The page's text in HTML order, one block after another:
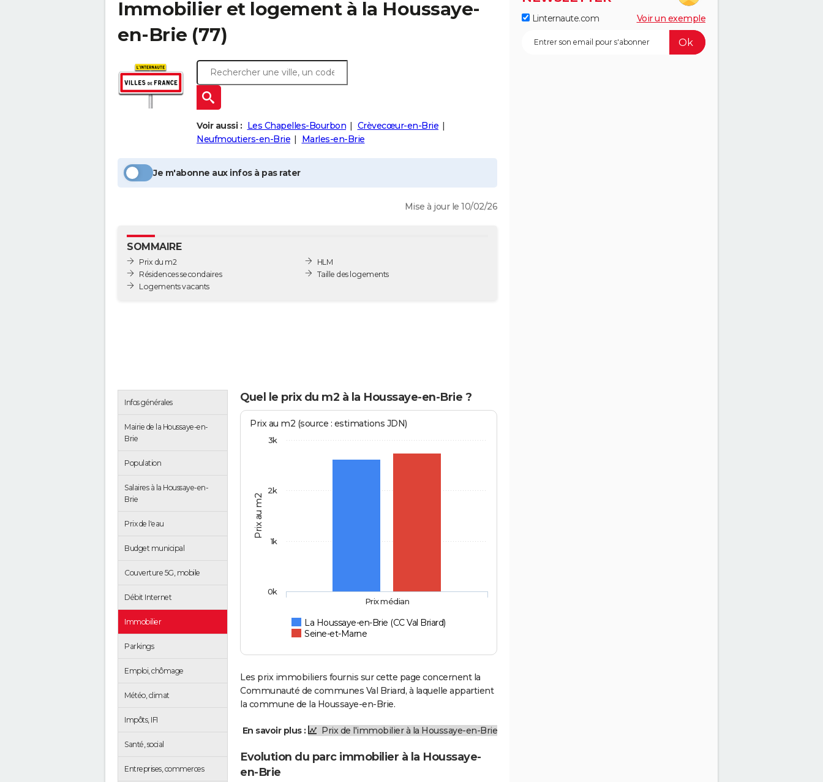
Immobilier et logement à la Houssaye-
en-Brie (77)
Voir aussi : Les Chapelles-Bourbon
Crèvecœur-en-Brie
Neufmoutiers-en-Brie
Marles-en-Brie
Je m'abonne aux infos à pas rater
Mise à jour le 10/02/26
SOMMAIRE
Prix du m2
Résidences secondaires
Logements vacants
HLM
Taille des logements
Infos générales
Mairie de la Houssaye-en-
Brie
Population
Salaires à la Houssaye-en-
Brie
Prix de l'eau
Budget municipal
Couverture 5G, mobile
Débit Internet
Immobilier
Parkings
Emploi, chômage
Météo, climat
Impôts, IFI
Santé, social
Entreprises, commerces
Quel le prix du m2 à la Houssaye-en-Brie ?
Prix au m2
Prix au m2 (source : estimations JDN)
La Houssaye-en-Brie (CC Val Briard)
Seine-et-Marne
Prix médian
0k
1k
2k
3k
Les prix immobiliers fournis sur cette page concernent la
Communauté de communes Val Briard, à laquelle appartient
la commune de la Houssaye-en-Brie.
En savoir plus : Prix de l'immobilier à la Houssaye-en-Brie
Evolution du parc immobilier à la Houssaye-
en-Brie
Linternaute.com Voir un exemple